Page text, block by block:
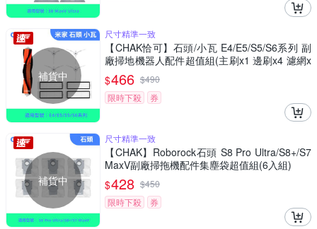
補貨中
尺寸精準一致
【CHAK恰可】石頭/小瓦 E4/E5/S5/S6系列 副
廠掃地機器人配件超值組(主刷x1 邊刷x4 濾網x
4)
$466 $490
限時下殺
券
補貨中
尺寸精準一致
【CHAK】Roborock石頭 S8 Pro Ultra/S8+/S7
MaxV副廠掃拖機配件集塵袋超值組(6入組)
$428 $450
限時下殺
券